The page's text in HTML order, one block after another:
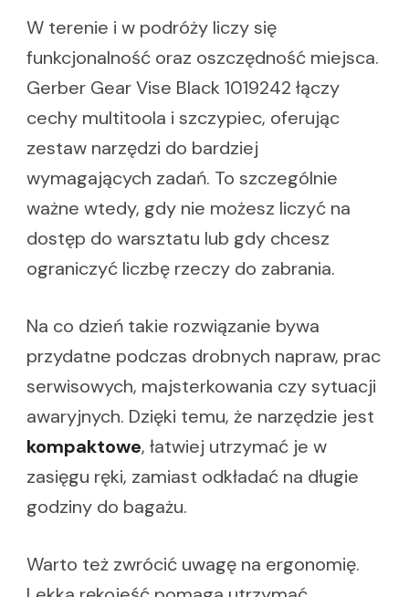
W terenie i w podróży liczy się
funkcjonalność oraz oszczędność miejsca.
Gerber Gear Vise Black 1019242 łączy
cechy multitoola i szczypiec, oferując
zestaw narzędzi do bardziej
wymagających zadań. To szczególnie
ważne wtedy, gdy nie możesz liczyć na
dostęp do warsztatu lub gdy chcesz
ograniczyć liczbę rzeczy do zabrania.
Na co dzień takie rozwiązanie bywa
przydatne podczas drobnych napraw, prac
serwisowych, majsterkowania czy sytuacji
awaryjnych. Dzięki temu, że narzędzie jest
kompaktowe, łatwiej utrzymać je w
zasięgu ręki, zamiast odkładać na długie
godziny do bagażu.
Warto też zwrócić uwagę na ergonomię.